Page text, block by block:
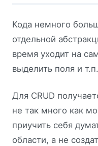
Кода немного
отдельной
время уходит на
выделить поля и т.п.
Для CRUD
не так много как
приучить себя
области, а не